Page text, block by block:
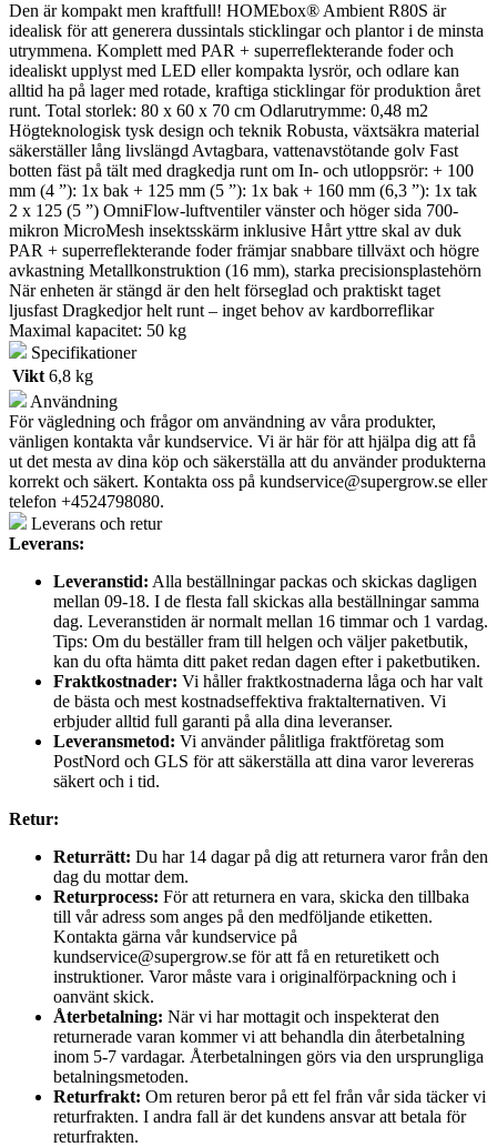
cm
mängd
Den är kompakt men kraftfull! HOMEbox® Ambient R80S är
idealisk för att generera dussintals sticklingar och plantor i de minsta
utrymmena. Komplett med PAR + superreflekterande foder och
idealiskt upplyst med LED eller kompakta lysrör, och odlare kan
alltid ha på lager med rotade, kraftiga sticklingar för produktion året
runt. Total storlek: 80 x 60 x 70 cm Odlarutrymme: 0,48 m2
Högteknologisk tysk design och teknik Robusta, växtsäkra material
säkerställer lång livslängd Avtagbara, vattenavstötande golv Fast
botten fäst på tält med dragkedja runt om In- och utloppsrör: + 100
mm (4 ”): 1x bak + 125 mm (5 ”): 1x bak + 160 mm (6,3 ”): 1x tak
2 x 125 (5 ”) OmniFlow-luftventiler vänster och höger sida 700-
mikron MicroMesh insektsskärm inklusive Hårt yttre skal av duk
PAR + superreflekterande foder främjar snabbare tillväxt och högre
avkastning Metallkonstruktion (16 mm), starka precisionsplastehörn
När enheten är stängd är den helt förseglad och praktiskt taget
ljusfast Dragkedjor helt runt – inget behov av kardborreflikar
Maximal kapacitet: 50 kg
Specifikationer
Vikt 6,8 kg
Användning
För vägledning och frågor om användning av våra produkter,
vänligen kontakta vår kundservice. Vi är här för att hjälpa dig att få
ut det mesta av dina köp och säkerställa att du använder produkterna
korrekt och säkert. Kontakta oss på kundservice@supergrow.se eller
telefon +4524798080.
Leverans och retur
Leverans:
Leveranstid: Alla beställningar packas och skickas dagligen
mellan 09-18. I de flesta fall skickas alla beställningar samma
dag. Leveranstiden är normalt mellan 16 timmar och 1 vardag.
Tips: Om du beställer fram till helgen och väljer paketbutik,
kan du ofta hämta ditt paket redan dagen efter i paketbutiken.
Fraktkostnader: Vi håller fraktkostnaderna låga och har valt
de bästa och mest kostnadseffektiva fraktalternativen. Vi
erbjuder alltid full garanti på alla dina leveranser.
Leveransmetod: Vi använder pålitliga fraktföretag som
PostNord och GLS för att säkerställa att dina varor levereras
säkert och i tid.
Retur:
Returrätt: Du har 14 dagar på dig att returnera varor från den
dag du mottar dem.
Returprocess: För att returnera en vara, skicka den tillbaka
till vår adress som anges på den medföljande etiketten.
Kontakta gärna vår kundservice på
kundservice@supergrow.se för att få en returetikett och
instruktioner. Varor måste vara i originalförpackning och i
oanvänt skick.
Återbetalning: När vi har mottagit och inspekterat den
returnerade varan kommer vi att behandla din återbetalning
inom 5-7 vardagar. Återbetalningen görs via den ursprungliga
betalningsmetoden.
Returfrakt: Om returen beror på ett fel från vår sida täcker vi
returfrakten. I andra fall är det kundens ansvar att betala för
returfrakten.